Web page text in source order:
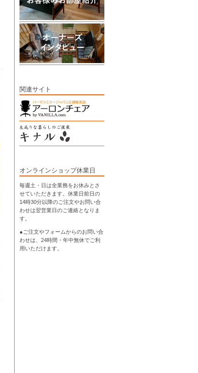
関連サイト
オンラインショップ休業日
毎週土・日は全業務をお休みとさ
せていただきます。休業日前日の
14時30分以降のご注文やお問い合
わせは翌営業日のご連絡となりま
す。
●ご注文やフォームからのお問い合
わせは、 24時間・年中無休でご利
用いただけます。